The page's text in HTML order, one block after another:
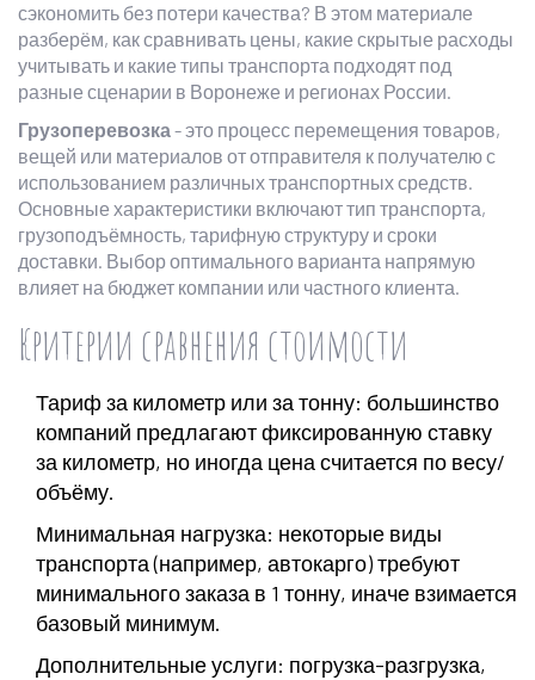
сэкономить без потери качества? В этом материале
разберём, как сравнивать цены, какие скрытые расходы
учитывать и какие типы транспорта подходят под
разные сценарии в Воронеже и регионах России.
Грузоперевозка- это процесс перемещения товаров,
вещей или материалов от отправителя к получателю с
использованием различных транспортных средств.
Основные характеристики включают тип транспорта,
грузоподъёмность, тарифную структуру и сроки
доставки. Выбор оптимального варианта напрямую
влияет на бюджет компании или частного клиента.
Критерии сравнения стоимости
Тариф за километр или за тонну: большинство
компаний предлагают фиксированную ставку
за километр, но иногда цена считается по весу/
объёму.
Минимальная нагрузка: некоторые виды
транспорта (например, автокарго) требуют
минимального заказа в 1 тонну, иначе взимается
базовый минимум.
Дополнительные услуги: погрузка-разгрузка,